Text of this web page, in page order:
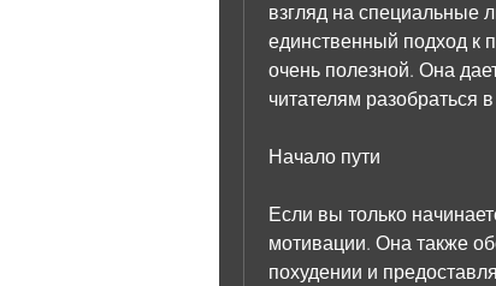
взгляд на специальные
единственный подход к
очень полезной. Она
читателям разобраться
Начало пути
Если вы только
мотивации. Она также
похудении и